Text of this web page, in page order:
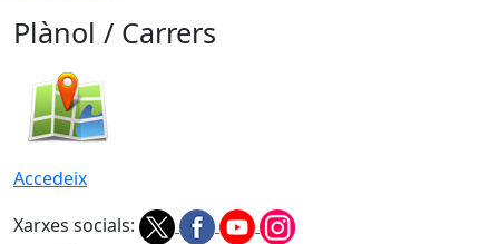
Plànol / Carrers
Accedeix
Xarxes socials: